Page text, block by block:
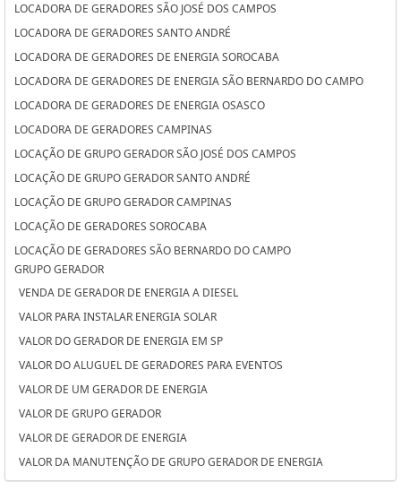
LOCADORA DE GERADORES SÃO JOSÉ DOS CAMPOS
LOCADORA DE GERADORES SANTO ANDRÉ
LOCADORA DE GERADORES DE ENERGIA SOROCABA
LOCADORA DE GERADORES DE ENERGIA SÃO BERNARDO DO CAMPO
LOCADORA DE GERADORES DE ENERGIA OSASCO
LOCADORA DE GERADORES CAMPINAS
LOCAÇÃO DE GRUPO GERADOR SÃO JOSÉ DOS CAMPOS
LOCAÇÃO DE GRUPO GERADOR SANTO ANDRÉ
LOCAÇÃO DE GRUPO GERADOR CAMPINAS
LOCAÇÃO DE GERADORES SOROCABA
LOCAÇÃO DE GERADORES SÃO BERNARDO DO CAMPO
LOCAÇÃO DE GERADORES PARA CASAMENTO SOROCABA
LOCAÇÃO DE GERADORES PARA CASAMENTO SÃO BERNARDO DO
CAMPO
LOCAÇÃO DE GERADORES PARA CASAMENTO OSASCO
LOCAÇÃO DE GERADORES OSASCO
LOCAÇÃO DE GERADORES DE ENERGIA SÃO JOSÉ DOS CAMPOS
LOCAÇÃO DE GERADORES DE ENERGIA SANTO ANDRÉ
LOCAÇÃO DE GERADORES DE ENERGIA A DIESEL SOROCABA
LOCAÇÃO DE GERADORES DE ENERGIA A DIESEL SÃO BERNARDO DO
GRUPO GERADOR
VENDA DE GERADOR DE ENERGIA A DIESEL
VALOR PARA INSTALAR ENERGIA SOLAR
VALOR DO GERADOR DE ENERGIA EM SP
VALOR DO ALUGUEL DE GERADORES PARA EVENTOS
VALOR DE UM GERADOR DE ENERGIA
VALOR DE GRUPO GERADOR
VALOR DE GERADOR DE ENERGIA
VALOR DA MANUTENÇÃO DE GRUPO GERADOR DE ENERGIA
VALOR ALUGUEL GERADOR